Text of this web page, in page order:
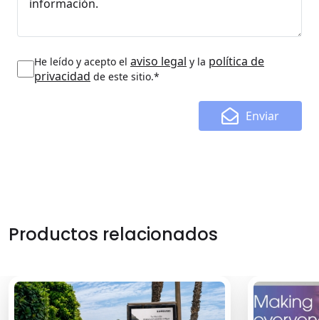
He leído y acepto el aviso legal y la política de
privacidad de este sitio.*
Enviar
Productos relacionados